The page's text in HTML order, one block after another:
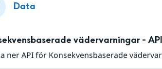
Data
vädervarningar - API
ner API för Konsekvensbaserade